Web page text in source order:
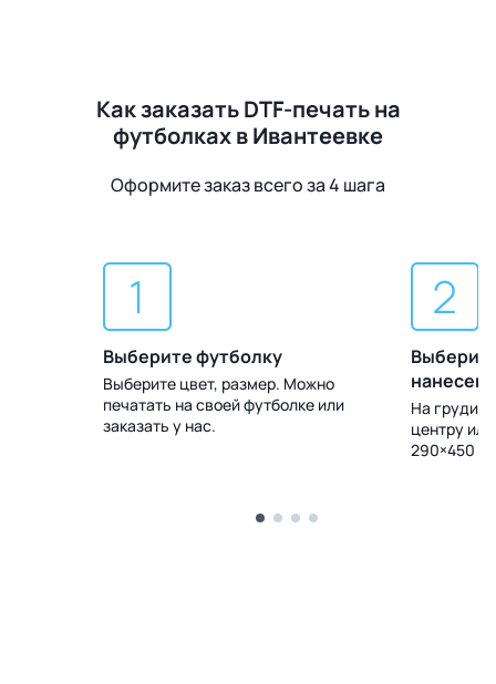
Как заказать DTF-печать на
футболках в Ивантеевке
Оформите заказ всего за 4 шага
Выберите футболку
Выберите цвет, размер. Можно
печатать на своей футболке или
заказать у нас.
На груди,
центру
290×450